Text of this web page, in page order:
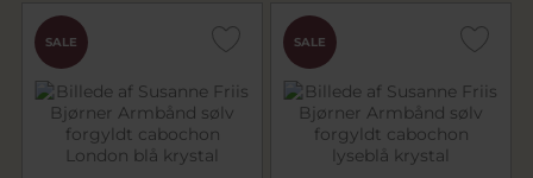
SALE SALE